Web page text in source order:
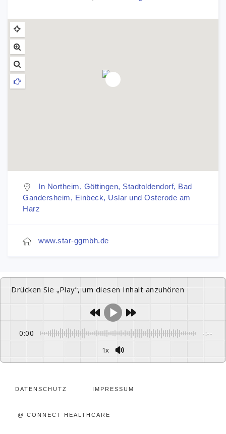
In Northeim, Göttingen, Stadtoldendorf, Bad
Gandersheim, Einbeck, Uslar und Osterode am
Harz
www.star-ggmbh.de
Drücken Sie „Play“, um diesen Inhalt anzuhören
0:00 -:--
1x
DATENSCHUTZ IMPRESSUM
@ CONNECT HEALTHCARE